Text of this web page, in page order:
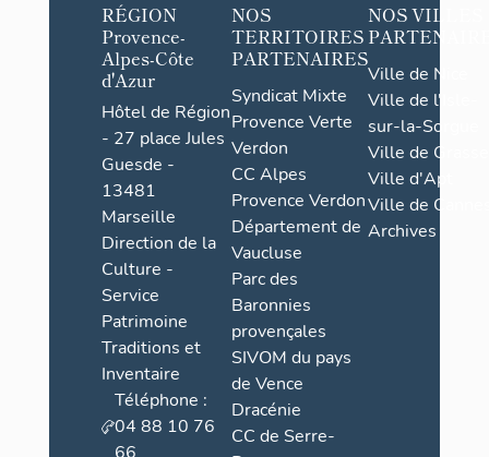
RÉGION
Provence-
Alpes-Côte
d'Azur
Hôtel de Région
- 27 place Jules
Guesde -
13481
Marseille
Direction de la
Culture -
Service
Patrimoine
Traditions et
Inventaire
Téléphone :
04 88 10 76
NOS
TERRITOIRES
PARTENAIRES
Syndicat Mixte
Provence Verte
Verdon
CC Alpes
Provence Verdon
Département de
Vaucluse
Parc des
Baronnies
provençales
SIVOM du pays
de Vence
Dracénie
CC de Serre-
NOS VILLES
Ville de Nice
Ville de l'Isle-
sur-la-Sorgue
Ville de Grasse
Ville d'Apt
Ville de
Archives